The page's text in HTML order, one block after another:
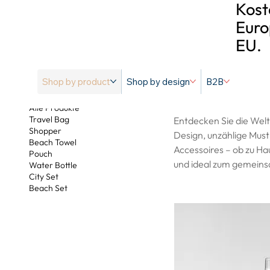
Shop by product Shop by design B2B
EU.
Alle Produkte
Travel Bag
Shopper
Beach Towel
Pouch
Water Bottle
City Set
Beach Set
Alle Produkte
Entdecken Sie die
Design, unzählige
Accessoires – ob zu
und ideal zum